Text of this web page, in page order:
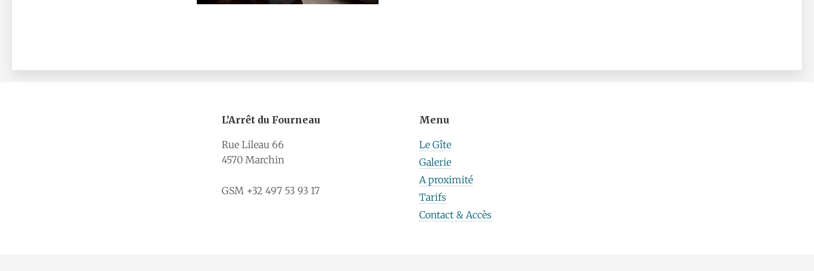
L’Arrêt du Fourneau
Rue Lileau 66
4570 Marchin
GSM +32 497 53 93 17
Menu
Le Gîte
Galerie
A proximité
Tarifs
Contact & Accès